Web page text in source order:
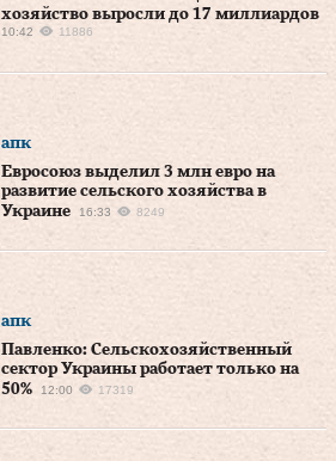
хозяйство выросли до 17 миллиардов
10:42 11886
апк
Евросоюз выделил 3 млн евро на
развитие сельского хозяйства в
Украине
16:33 8249
апк
Павленко: Сельскохозяйственный
сектор Украины работает только на
50%
12:00 17319